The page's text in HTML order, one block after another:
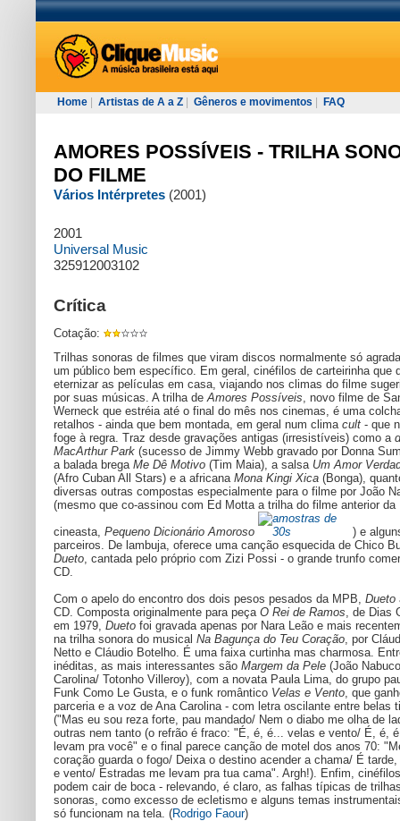
Home Artistas de A a Z Gêneros e movimentos FAQ
AMORES POSSÍVEIS - TRILHA
DO FILME
Vários Intérpretes (2001)
2001
Universal Music
325912003102
Crítica
Cotação:
Trilhas sonoras de filmes que viram discos normalmente só
um público bem específico. Em geral, cinéfilos de carteirinha que
eternizar as películas em casa, viajando nos climas do filme
por suas músicas. A trilha deAmores Possíveis, novo filme de
Werneck que estréia até o final do mês nos cinemas, é uma
retalhos - ainda que bem montada, em geral num clima cult - que
foge à regra. Traz desde gravações antigas (irresistíveis) como a
MacArthur Park (sucesso de Jimmy Webb gravado por Donna
a balada brega Me Dê Motivo (Tim Maia), a salsa Um Amor
(Afro Cuban All Stars) e a africana Mona Kingi Xica (Bonga),
diversas outras compostas especialmente para o filme por João
(mesmo que co-assinou com Ed Motta a trilha do filme anterior da
cineasta, Pequeno Dicionário Amoroso
) e
parceiros. De lambuja, oferece uma canção esquecida de Chico
Dueto, cantada pelo próprio com Zizi Possi - o grande trunfo
CD.
Com o apelo do encontro dos dois pesos pesados da MPB, Dueto
CD. Composta originalmente para peça O Rei de Ramos, de Dias
em 1979, Dueto foi gravada apenas por Nara Leão e mais
na trilha sonora do musical Na Bagunça do Teu Coração, por
Netto e Cláudio Botelho. É uma faixa curtinha mas charmosa.
inéditas, as mais interessantes são Margem da Pele (João
Carolina/ Totonho Villeroy), com a novata Paula Lima, do grupo
Funk Como Le Gusta, e o funk romântico Velas e Vento, que
parceria e a voz de Ana Carolina - com letra oscilante entre belas
("Mas eu sou reza forte, pau mandado/ Nem o diabo me olha de
outras nem tanto (o refrão é fraco: "É, é, é... velas e vento/ É, é,
levam pra você" e o final parece canção de motel dos anos 70:
coração guarda o fogo/ Deixa o destino acender a chama/ É
e vento/ Estradas me levam pra tua cama". Argh!). Enfim, cinéfilos
podem cair de boca - relevando, é claro, as falhas típicas de
sonoras, como excesso de ecletismo e alguns temas
só funcionam na tela. (Rodrigo Faour)